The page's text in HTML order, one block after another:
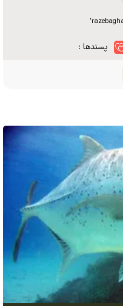
پسندها :